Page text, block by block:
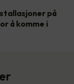
på
å komme i